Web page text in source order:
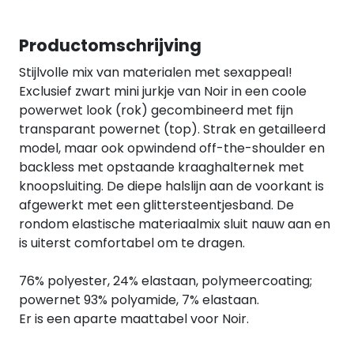
Productomschrijving
Stijlvolle mix van materialen met sexappeal!
Exclusief zwart mini jurkje van Noir in een coole
powerwet look (rok) gecombineerd met fijn
transparant powernet (top). Strak en getailleerd
model, maar ook opwindend off-the-shoulder en
backless met opstaande kraaghalternek met
knoopsluiting. De diepe halslijn aan de voorkant is
afgewerkt met een glittersteentjesband. De
rondom elastische materiaalmix sluit nauw aan en
is uiterst comfortabel om te dragen.
76% polyester, 24% elastaan, polymeercoating;
powernet 93% polyamide, 7% elastaan.
Er is een aparte maattabel voor Noir.